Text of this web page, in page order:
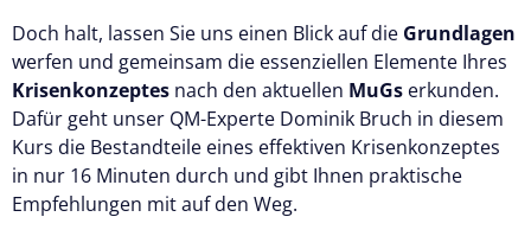
Doch halt, lassen Sie uns einen Blick auf die Grundlagen
werfen und gemeinsam die essenziellen Elemente Ihres
Krisenkonzeptes nach den aktuellen MuGs erkunden.
Dafür geht unser QM-Experte Dominik Bruch in diesem
Kurs die Bestandteile eines effektiven Krisenkonzeptes
in nur 16 Minuten durch und gibt Ihnen praktische
Empfehlungen mit auf den Weg.